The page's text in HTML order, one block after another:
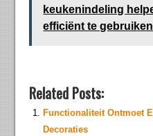
keukenindeling
efficiënt te gebruiken
Related Posts:
Functionaliteit Ontmoet
Decoraties